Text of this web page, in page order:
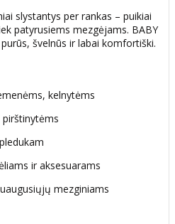
slystantys per rankas – puikiai
patyrusiems mezgėjams. BABY
švelnūs ir labai komfortiški.
kelnytėms
ir aksesuarams
mezginiams